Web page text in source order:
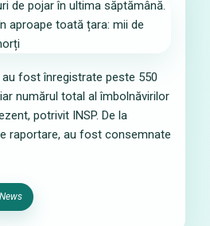
fost înregistrate peste 550
numărul total al îmbolnăvirilor
potrivit INSP. De la
raportare, au fost consemnate